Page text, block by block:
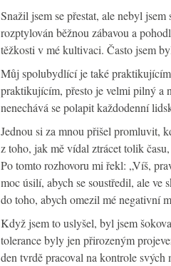
Snažil jsem se přestat, ale nebyl
rozptylován běžnou zábavou a
těžkosti v mé kultivaci. Často jsem
Můj spolubydlící je také
praktikujícím, přesto je velmi pilný a
nenechává se polapit každodenní
Jednou si za mnou přišel promluvit,
z toho, jak mě vídal ztrácet tolik
Po tomto rozhovoru mi řekl: „Víš,
moc úsilí, abych se soustředil, ale ve
do toho, abych omezil mé negativní
Když jsem to uslyšel, byl jsem
tolerance byly jen přirozeným
den tvrdě pracoval na kontrole